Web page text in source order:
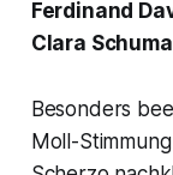
Ferdinand
Clara
Besonders
Moll-